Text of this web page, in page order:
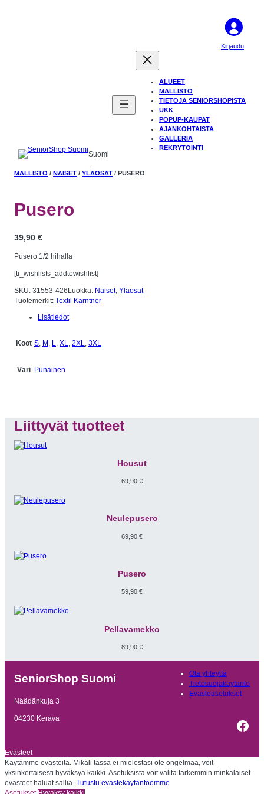
Suomi
Kirjaudu
ALUEET
MALLISTO
TIETOJA SENIORSHOPISTA
UKK
POPUP-KAUPAT
AJANKOHTAISTA
GALLERIA
REKRYTOINTI
MALLISTO / NAISET / YLÄOSAT / PUSERO
Pusero
39,90 €
Pusero 1/2 hihalla
[ti_wishlists_addtowishlist]
SKU: 31553-426Luokka: Naiset, Yläosat
Tuotemerkit: Textil Karntner
Lisätiedot
Koot S M L XL 2XL 3XL
Väri Punainen
Liittyvät tuotteet
Housut
69,90 €
Neulepusero
69,90 €
Pusero
59,90 €
Pellavamekko
89,90 €
SeniorShop Suomi
Näädänkuja 3
04230 Kerava
Ota yhteyttä
Tietosuojakäytäntö
Evästeasetukset
Evästeet
Käytämme evästeitä. Mikäli tässä ei mielestäsi ole ongelmaa, voit
yksinkertaisesti hyväksyä kaikki. Asetuksista voit valita tarkemmin minkälaiset
evästeet haluat sallia. Tutustu evästekäytäntöömme